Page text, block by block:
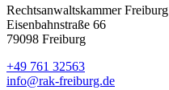
Rechtsanwaltskammer Freiburg
Eisenbahnstraße 66
79098 Freiburg
+49 761 32563
info@rak-freiburg.de